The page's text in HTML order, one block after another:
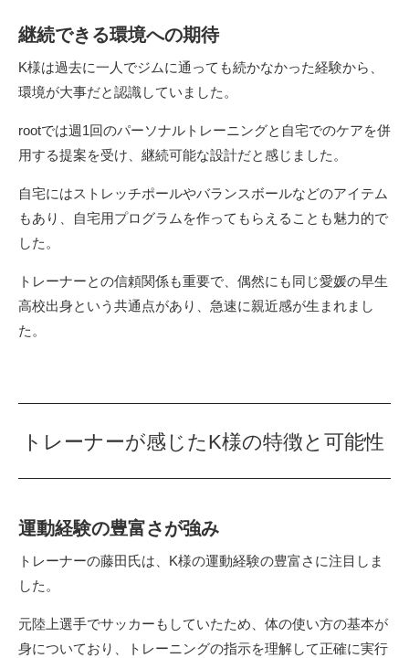
継続できる環境への期待
K様は過去に一人でジムに通っても続かなかった経験から、
環境が大事だと認識していました。
rootでは週1回のパーソナルトレーニングと自宅でのケアを併
用する提案を受け、継続可能な設計だと感じました。
自宅にはストレッチポールやバランスボールなどのアイテム
もあり、自宅用プログラムを作ってもらえることも魅力的で
した。
トレーナーとの信頼関係も重要で、偶然にも同じ愛媛の早生
高校出身という共通点があり、急速に親近感が生まれまし
た。
トレーナーが感じたK様の特徴と可能性
運動経験の豊富さが強み
トレーナーの藤田氏は、K様の運動経験の豊富さに注目しま
した。
元陸上選手でサッカーもしていたため、体の使い方の基本が
身についており、トレーニングの指示を理解して正確に実行